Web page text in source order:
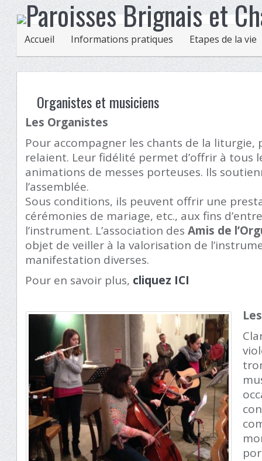
Accueil Informations pratiques Etapes de la vie
Organistes et musiciens
Les Organistes
Pour accompagner les chants de la liturgie,
relaient. Leur fidélité permet d’offrir à tous
animations de messes porteuses. Ils
l’assemblée.
Sous conditions, ils peuvent offrir une
cérémonies de mariage, etc., aux fins
l’instrument. L’association desAmis de
objet de veiller à la valorisation de
manifestation diverses.
Pour en savoir plus, cliquez ICI